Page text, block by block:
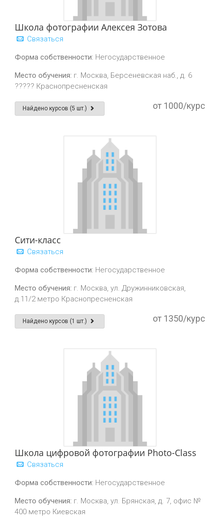
Школа фотографии Алексея Зотова
Связаться
Форма собственности: Негосударственное
Место обучения: г. Москва, Берсеневская наб., д. 6
????? Краснопресненская
Найдено курсов (5 шт.) от 1000/курс
Сити-класс
Связаться
Форма собственности: Негосударственное
Место обучения: г. Москва, ул. Дружинниковская,
д.11/2 метро Краснопресненская
Найдено курсов (1 шт.) от 1350/курс
Школа цифровой фотографии Photo-Class
Связаться
Форма собственности: Негосударственное
Место обучения: г. Москва, ул. Брянская, д. 7, офис №
400 метро Киевская